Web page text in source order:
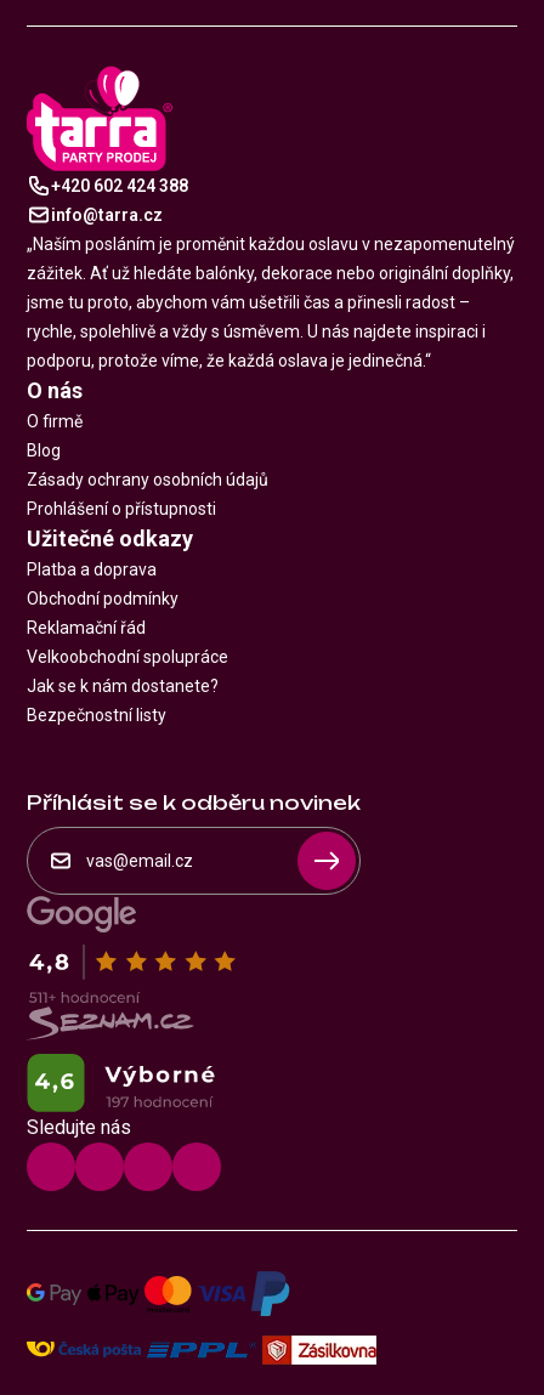
+420 602 424 388
info@tarra.cz
„Naším posláním je proměnit každou oslavu v nezapomenutelný
zážitek. Ať už hledáte balónky, dekorace nebo originální doplňky,
jsme tu proto, abychom vám ušetřili čas a přinesli radost –
rychle, spolehlivě a vždy s úsměvem. U nás najdete inspiraci i
podporu, protože víme, že každá oslava je jedinečná.“
O nás
O firmě
Blog
Zásady ochrany osobních údajů
Prohlášení o přístupnosti
Užitečné odkazy
Platba a doprava
Obchodní podmínky
Reklamační řád
Velkoobchodní spolupráce
Jak se k nám dostanete?
Bezpečnostní listy
Příhlásit se k odběru novinek
Sledujte nás